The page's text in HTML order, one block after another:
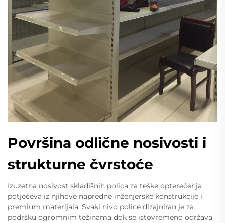
Površina odlične nosivosti i
strukturne čvrstoće
Izuzetna nosivost skladišnih polica za teške opterećenja
potječeva iz njihove napredne inženjerske konstrukcije i
premium materijala. Svaki nivo police dizajniran je za
podršku ogromnim težinama dok se istovremeno održava